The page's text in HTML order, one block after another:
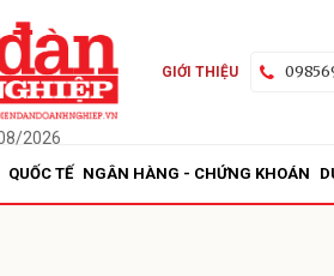
2026
GIỚI THIỆU
QUỐC TẾ NGÂN HÀNG - CHỨNG KHOÁN